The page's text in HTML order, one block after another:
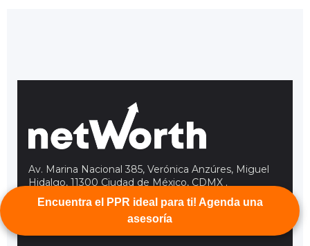
Encuentra el PPR ideal para ti! Agenda una
asesoría
Av. Marina Nacional 385, Verónica Anzúres, Miguel
Hidalgo, 11300 Ciudad de México, CDMX .
Agente de Seguros: NWC Agente de Seguros
Teléfono:55 4163 0120Cédula AMIB: 90770